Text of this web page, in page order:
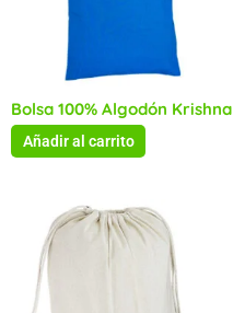
Bolsa 100% Algodón Krishna
Añadir al carrito